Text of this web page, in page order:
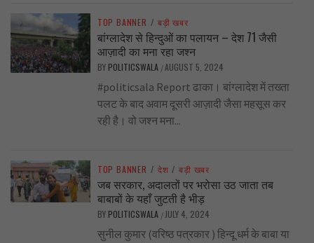
TOP BANNER / बड़ी खबर
बांग्लादेश से हिन्दुओं का पलायन – देश 71 जैसी
आज़ादी का मना रहा जश्न
BY POLITICSWALA /AUGUST 5, 2024
#politicsala Report ढाका। बांग्लादेश में तख्ता
पलट के बाद अवाम दूसरी आज़ादी जैसा महसूस कर
रही है। वो जश्न मना...
TOP BANNER / देश / बड़ी खबर
जब सरकार, अदालतों पर भरोसा उठ जाता तब
बाबाबों के यहाँ जुटती है भीड़
BY POLITICSWALA / JULY 4, 2024
सुनील कुमार (वरिष्ठ पत्रकार ) हिन्दू धर्म के बाबा या